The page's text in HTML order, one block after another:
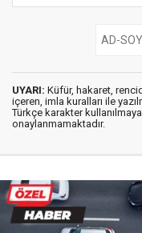
UYARI: Küfür, hakaret,
içeren, imla kuralları ile
Türkçe karakter
onaylanmamaktadır.